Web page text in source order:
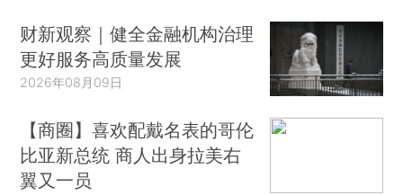
财新观察｜健全金融机构治理
更好服务高质量发展
2026年08月09日
【商圈】喜欢配戴名表的哥伦
比亚新总统 商人出身拉美右
翼又一员